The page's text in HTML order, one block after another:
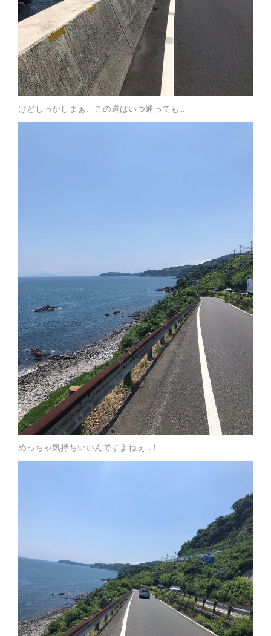
けどしっかしまぁ、この道はいつ通っても…
めっちゃ気持ちいいんですよねぇ…！